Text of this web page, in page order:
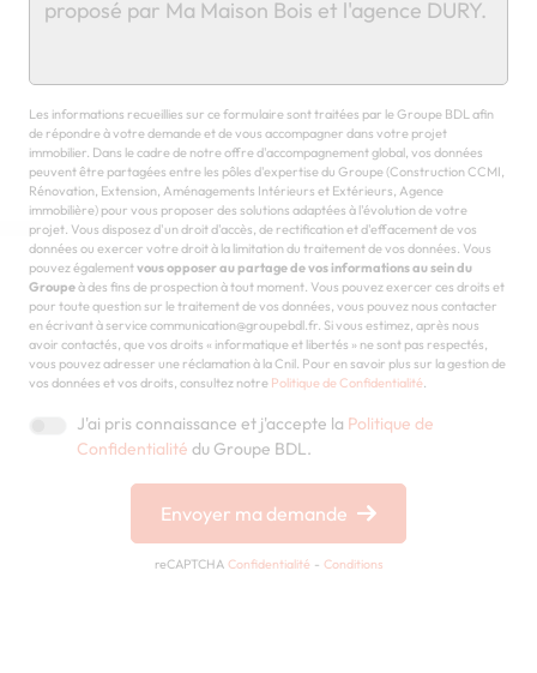
Chargement...
Les informations recueillies sur ce formulaire sont traitées par le Groupe BDL afin
de répondre à votre demande et de vous accompagner dans votre projet
immobilier. Dans le cadre de notre offre d'accompagnement global, vos données
peuvent être partagées entre les pôles d'expertise du Groupe (Construction CCMI,
Rénovation, Extension, Aménagements Intérieurs et Extérieurs, Agence
immobilière) pour vous proposer des solutions adaptées à l'évolution de votre
projet. Vous disposez d'un droit d'accès, de rectification et d'effacement de vos
données ou exercer votre droit à la limitation du traitement de vos données. Vous
pouvez égalementvous opposer au partage de vos informations au sein du
Groupeà des fins de prospection à tout moment. Vous pouvez exercer ces droits et
pour toute question sur le traitement de vos données, vous pouvez nous contacter
en écrivant à service communication@groupebdl.fr. Si vous estimez, après nous
avoir contactés, que vos droits « informatique et libertés » ne sont pas respectés,
vous pouvez adresser une réclamation à la Cnil. Pour en savoir plus sur la gestion de
vos données et vos droits, consultez notre Politique de Confidentialité.
J'ai pris connaissance et j'accepte la Politique de
Confidentialité du Groupe BDL.
Envoyer ma demande
reCAPTCHA Confidentialité - Conditions